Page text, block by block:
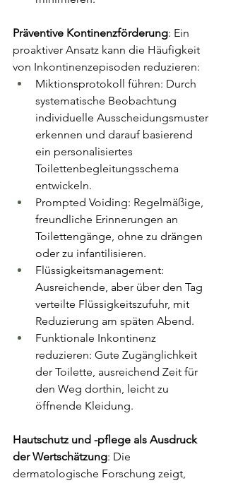
Präventive Kontinenzförderung: Ein
proaktiver Ansatz kann die Häufigkeit
von Inkontinenzepisoden reduzieren:
Miktionsprotokoll führen: Durch
systematische Beobachtung
individuelle Ausscheidungsmuster
erkennen und darauf basierend
ein personalisiertes
Toilettenbegleitungsschema
entwickeln.
Prompted Voiding: Regelmäßige,
freundliche Erinnerungen an
Toilettengänge, ohne zu drängen
oder zu infantilisieren.
Flüssigkeitsmanagement:
Ausreichende, aber über den Tag
verteilte Flüssigkeitszufuhr, mit
Reduzierung am späten Abend.
Funktionale Inkontinenz
reduzieren: Gute Zugänglichkeit
der Toilette, ausreichend Zeit für
den Weg dorthin, leicht zu
öffnende Kleidung.
Hautschutz und -pflege als Ausdruck
der Wertschätzung: Die
dermatologische Forschung zeigt,